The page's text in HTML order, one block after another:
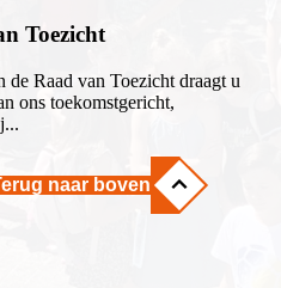
Toezicht
Raad van Toezicht draagt u
ons toekomstgericht,
naar boven